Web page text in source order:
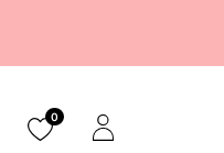
0